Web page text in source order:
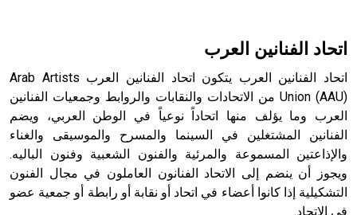
- هل تعلم أن أبجر Abgar اسم معروف جيداً يعود إلى عدد من
الملوك الذين حكموا مدينة إديسا (الرها) من أبجر الأول وحتى
التاسع، وهم ينتسبون إلى أسرة أوسروين
اتحاد الفنانين العرب
اتحاد الفنانين العرب يتكون اتحاد الفنانين العرب Arab Artists
Union (AAU) من الاتحادات والنقابات والروابط وجمعيات الفنانين
العرب وما يؤلف منها اتحاداً نوعياً في الوطن العربي، ويضم
الفنانين المشتغلين في السينما والمسرح والموسيقى والغناء
والإذاعتين المسموعة والمرئية والفنون الشعبية وفنون الباليه.
ويجوز أن ينضم إلى الاتحاد الفنانون العاملون في مجال الفنون
التشكيلية إذا كانوا أعضاء في اتحاد أو نقابة أو رابطة أو جمعية عضو
في الاتحاد.